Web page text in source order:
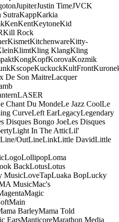
JupiterJustin TimeJVCK
SutraKappKarkia
KenKentKeytoneKid
Kill Rock
KismetKitchenwareKitty-
KlimtKling KlangKling
KongKopfKorovaKozmik
KscopeKuckuckKultFront
De Son MaitreLacquer
LASER
Chant Du MondeLe Jazz CoolLe
CurveLeft EarLegacyLegendary
Disques Bongo JoeLes Disques
Light In The AtticLil'
Line/OutLineLinkLittle DavidLittle
LogoLollipopLoma
BackLotusLotus
MusicLoveTapLuaka BopLucky
MusicMac's
Magic
Main
BarleyMama Told
EarsManticoreMarathon Media